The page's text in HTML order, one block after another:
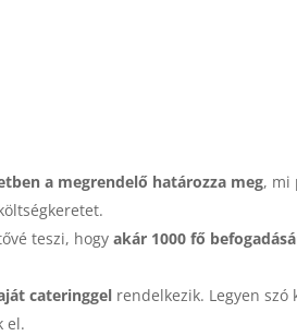
a megrendelő határozza meg, mi
teszi, hogy akár 1000 fő
cateringgel rendelkezik. Legyen szó
el.